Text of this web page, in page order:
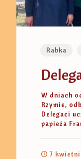
Rabka
W dniach
Rzymie,
Delegaci
papieża
7